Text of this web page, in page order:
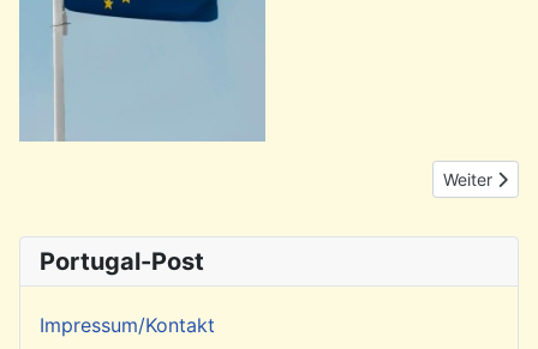
Nächster
Weiter
Portugal-Post
Impressum/Kontakt